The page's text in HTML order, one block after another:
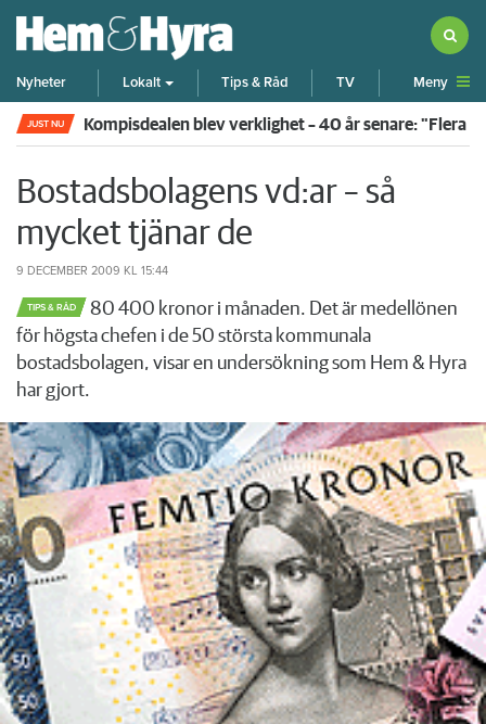
Nyheter Lokalt Tips & Råd TV Meny
JUST NU Kompisdealen blev verklighet – 40 år senare: "Flera
Bostadsbolagens vd:ar – så
mycket tjänar de
9 DECEMBER 2009 KL 15:44
TIPS & RÅD
80 400 kronor i månaden. Det är medellönen
för högsta chefen i de 50 största kommunala
bostadsbolagen, visar en undersökning som Hem & Hyra
har gjort.